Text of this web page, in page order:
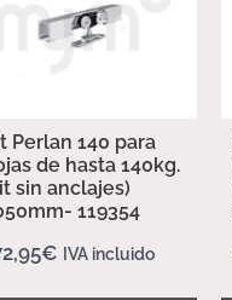
Perlan 140 para
de hasta 140kg.
sin anclajes)
119354
€ IVA incluido